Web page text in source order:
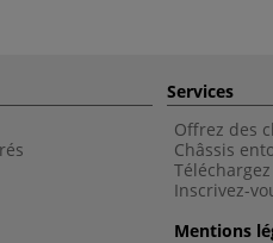
Services
Offrez des
Châssis
Inscrivez-
Mentions